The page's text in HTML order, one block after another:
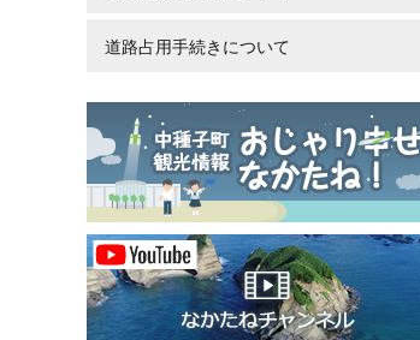
道路占用手続きについて